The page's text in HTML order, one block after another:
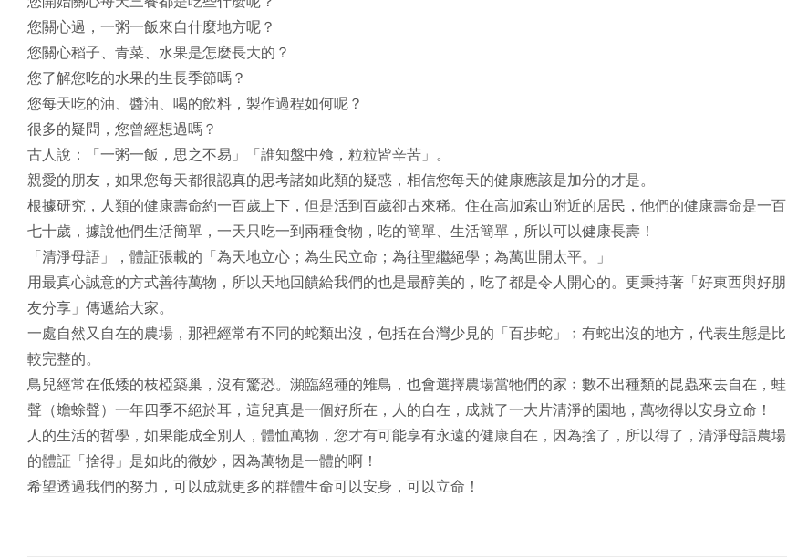
您關心過，一粥一飯來自什麼地方呢？
您關心稻子、青菜、水果是怎麼長大的？
您了解您吃的水果的生長季節嗎？
您每天吃的油、醬油、喝的飲料，製作過程如何呢？
很多的疑問，您曾經想過嗎？
古人說：「一粥一飯，思之不易」「誰知盤中飧，粒粒皆辛苦」。
親愛的朋友，如果您每天都很認真的思考諸如此類的疑惑，相信您每天的健康應該是加分的才是。
根據研究，人類的健康壽命約一百歲上下，但是活到百歲卻古來稀。住在高加索山附近的居民，他們的健康壽命是一百
七十歲，據說他們生活簡單，一天只吃一到兩種食物，吃的簡單、生活簡單，所以可以健康長壽！
「清淨母語」，體証張載的「為天地立心；為生民立命；為往聖繼絕學；為萬世開太平。」
用最真心誠意的方式善待萬物，所以天地回饋給我們的也是最醇美的，吃了都是令人開心的。更秉持著「好東西與好朋
友分享」傳遞給大家。
一處自然又自在的農場，那裡經常有不同的蛇類出沒，包括在台灣少見的「百步蛇」﹔有蛇出沒的地方，代表生態是比
較完整的。
鳥兒經常在低矮的枝椏築巢，沒有驚恐。瀕臨絕種的雉鳥，也會選擇農場當牠們的家﹔數不出種類的昆蟲來去自在，蛙
聲（蟾蜍聲）一年四季不絕於耳，這兒真是一個好所在，人的自在，成就了一大片清淨的園地，萬物得以安身立命！
人的生活的哲學，如果能成全別人，體恤萬物，您才有可能享有永遠的健康自在，因為捨了，所以得了，清淨母語農場
的體証「捨得」是如此的微妙，因為萬物是一體的啊！
希望透過我們的努力，可以成就更多的群體生命可以安身，可以立命！